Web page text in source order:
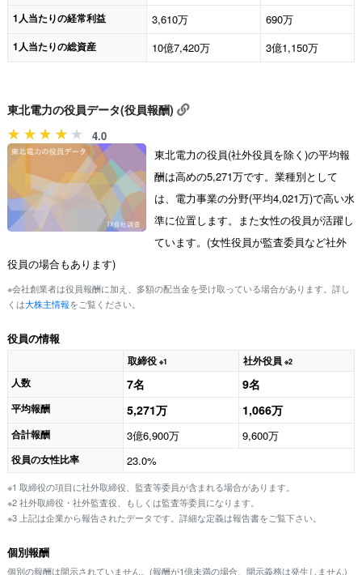
1人当たりの経常利益 3,610万 690万
1人当たりの総資産 10億7,420万 3億1,150万
東北電力の役員データ(役員報酬)
4.0
東北電力の役員(社外役員を除く)の平均報
酬は高めの5,271万です。業種別として
は、電力事業の分野(平均4,021万)で高い水
準に位置します。また女性の役員が活躍し
ています。(女性役員が監査委員など社外
役員の場合もあります)
※会社創業者は役員報酬に加え、多額の配当金を受け取っている場合があります。詳し
くは大株主情報をご覧ください。
役員の情報
取締役 ※1 社外役員 ※2
人数 7名 9名
平均報酬 5,271万 1,066万
合計報酬 3億6,900万 9,600万
役員の女性比率 23.0%
※1 取締役の項目に社外取締役、監査等委員が含まれる場合があります。
※2 社外取締役・社外監査役、もしくは監査等委員になります。
※3 上記は企業から報告されたデータです。詳細な定義は報告書をご覧下さい。
個別報酬
個別の報酬は開示されていません。(報酬が1億未満の場合、開示義務は発生しません)